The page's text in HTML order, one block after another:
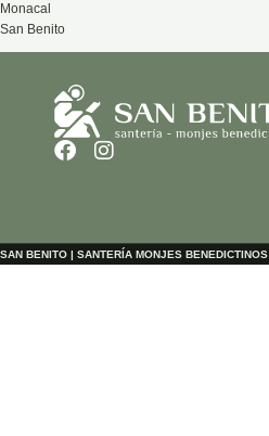
Monacal
San Benito
SAN BENITO | SANTERÍA MONJES BENEDICTINOS